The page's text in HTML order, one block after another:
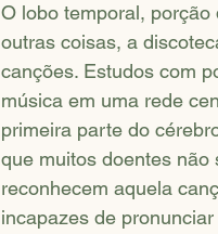
O lobo temporal,
outras coisas, a
canções. Estudos com
música em uma rede
primeira parte do
que muitos doentes
reconhecem aquela
incapazes de